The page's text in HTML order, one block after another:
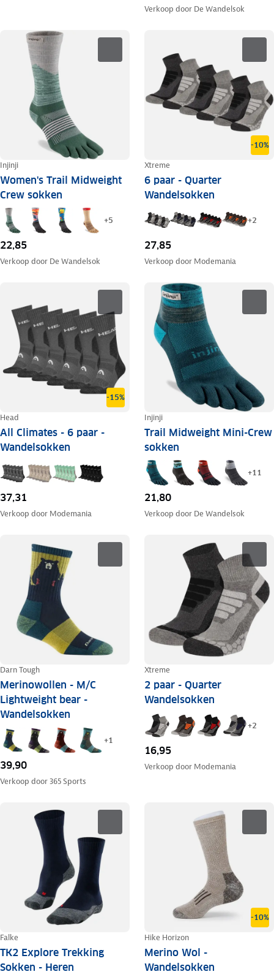
Verkoop door De Wandelsok
Injinji
Women's Trail Midweight
Crew sokken
+5
22,85
Verkoop door De Wandelsok
-10%
Xtreme
6 paar - Quarter
Wandelsokken
+2
27,85
Verkoop door Modemania
-15%
Head
All Climates - 6 paar -
Wandelsokken
37,31
Verkoop door Modemania
Injinji
Trail Midweight Mini-Crew
sokken
+11
21,80
Verkoop door De Wandelsok
Darn Tough
Merinowollen - M/C
Lightweight bear -
Wandelsokken
+1
39,90
Verkoop door365 Sports
Xtreme
2 paar - Quarter
Wandelsokken
+2
16,95
Verkoop door Modemania
Falke
TK2 Explore Trekking
Sokken - Heren
-10%
Hike Horizon
Merino Wol -
Wandelsokken